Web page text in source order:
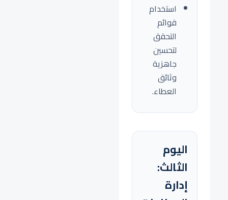
استخدام
قوائم
التحقق
لتحسين
جاهزية
وثائق
العطاء.
اليوم
الثالث:
إدارة